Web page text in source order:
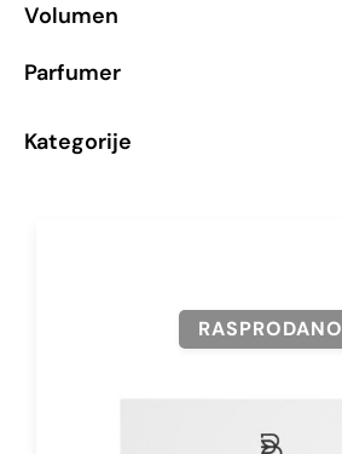
Volumen
Parfumer
Kategorije
RASPRODANO